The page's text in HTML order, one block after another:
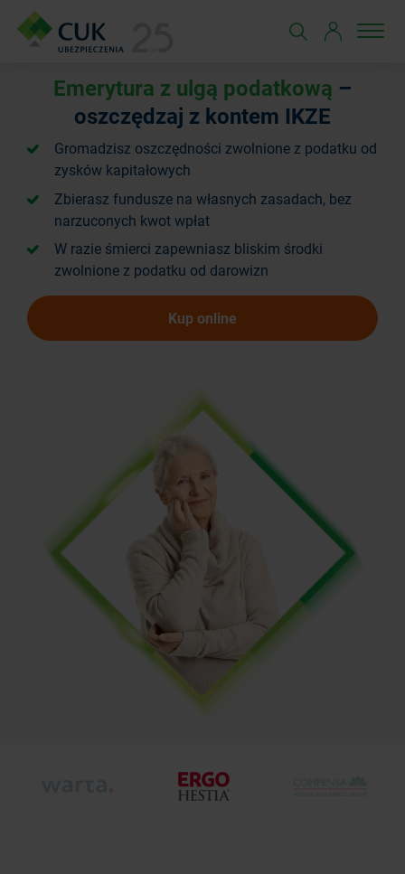
Emerytura z ulgą podatkową –
oszczędzaj z kontem IKZE
Gromadzisz oszczędności zwolnione z podatku od
zysków kapitałowych
Zbierasz fundusze na własnych zasadach, bez
narzuconych kwot wpłat
W razie śmierci zapewniasz bliskim środki
zwolnione z podatku od darowizn
Kup online